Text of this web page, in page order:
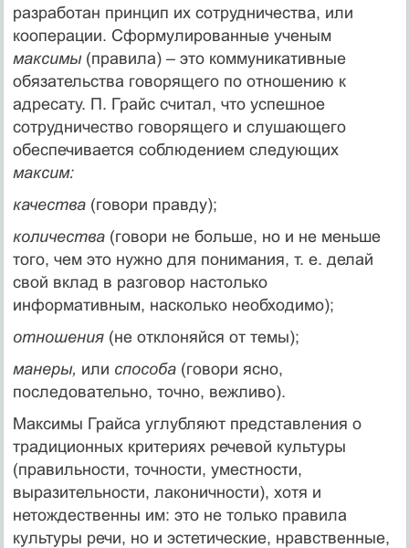
разработан принцип их сотрудничества, или
кооперации. Сформулированные ученым
максимы (правила) – это коммуникативные
обязательства говорящего по отношению к
адресату. П. Грайс считал, что успешное
сотрудничество говорящего и слушающего
обеспечивается соблюдением следующих
максим:
качества (говори правду);
количества (говори не больше, но и не меньше
того, чем это нужно для понимания, т. е. делай
свой вклад в разговор настолько
информативным, насколько необходимо);
отношения (не отклоняйся от темы);
манеры, или способа (говори ясно,
последовательно, точно, вежливо).
Максимы Грайса углубляют представления о
традиционных критериях речевой культуры
(правильности, точности, уместности,
выразительности, лаконичности), хотя и
нетождественны им: это не только правила
культуры речи, но и эстетические, нравственные,